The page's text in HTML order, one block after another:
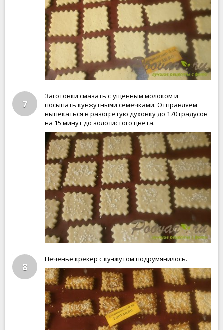
7
Заготовки смазать сгущённым молоком и
посыпать кунжутными семечками. Отправляем
выпекаться в разогретую духовку до 170 градусов
на 15 минут до золотистого цвета.
8
Печенье крекер с кунжутом подрумянилось.